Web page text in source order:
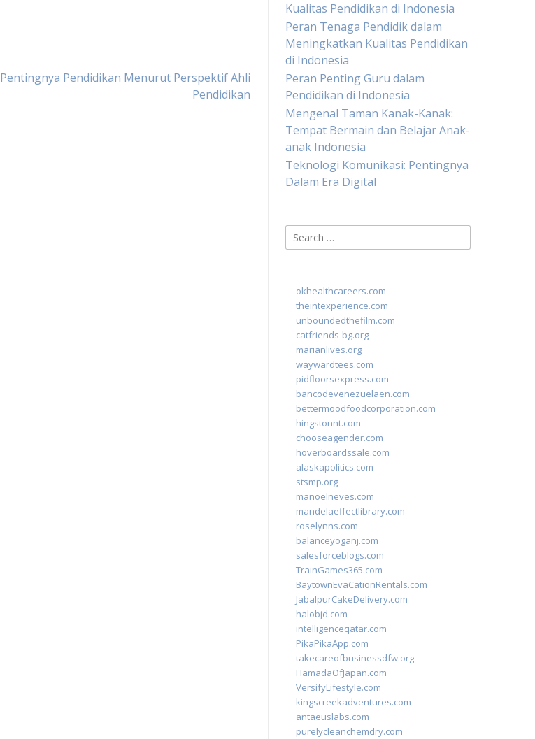
Pentingnya Pendidikan Menurut Perspektif Ahli
Pendidikan
Kualitas Pendidikan di Indonesia
Peran Tenaga Pendidik dalam
Meningkatkan Kualitas Pendidikan
di Indonesia
Peran Penting Guru dalam
Pendidikan di Indonesia
Mengenal Taman Kanak-Kanak:
Tempat Bermain dan Belajar Anak-
anak Indonesia
Teknologi Komunikasi: Pentingnya
Dalam Era Digital
Search
for:
okhealthcareers.com
theintexperience.com
unboundedthefilm.com
catfriends-bg.org
marianlives.org
waywardtees.com
pidfloorsexpress.com
bancodevenezuelaen.com
bettermoodfoodcorporation.com
hingstonnt.com
chooseagender.com
hoverboardssale.com
alaskapolitics.com
stsmp.org
manoelneves.com
mandelaeffectlibrary.com
roselynns.com
balanceyoganj.com
salesforceblogs.com
TrainGames365.com
BaytownEvaCationRentals.com
JabalpurCakeDelivery.com
halobjd.com
intelligenceqatar.com
PikaPikaApp.com
takecareofbusinessdfw.org
HamadaOfJapan.com
VersifyLifestyle.com
kingscreekadventures.com
antaeuslabs.com
purelycleanchemdry.com